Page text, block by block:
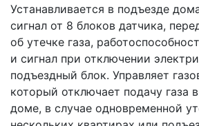
Устанавливается в подъезде
сигнал от 8 блоков датчика,
об утечке газа,
и сигнал при отключении
подъездный блок. Управляет
который отключает подачу газа
доме, в случае одновременной